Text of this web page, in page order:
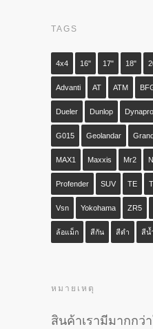
TAGS
4x4 16" 17" 18"
Advanti AT ATM
Dueler Dunlop Dynapro
G015 Geolandar
MAX1 Maxxis Mr2
Profender SUV TE
Vsn Yokohama ZR5
ล้อแม็ก สีกัน สีดำ สีน้
หมายเหตุ
สินค้าเรามีมากกว่